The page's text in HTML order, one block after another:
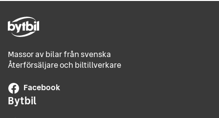
Massor av bilar från svenska
Återförsäljare och biltillverkare
Facebook
Bytbil